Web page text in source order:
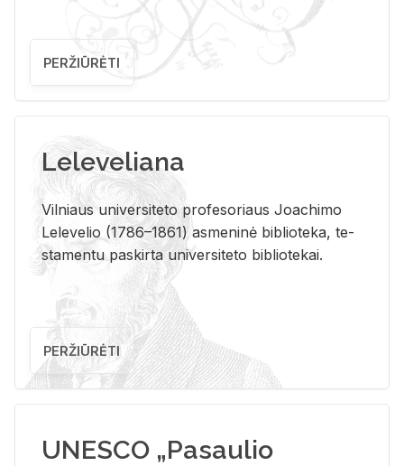
PERŽIŪRĖTI
Leleveliana
Vil­niaus uni­ver­si­te­to pro­fe­so­riaus Jo­a­chi­mo
Le­le­ve­lio (1786–1861) as­me­ni­nė bi­b­lio­te­ka, te­
sta­men­tu pa­skir­ta uni­ver­si­te­to bi­b­lio­te­kai.
PERŽIŪRĖTI
UNESCO „Pasaulio